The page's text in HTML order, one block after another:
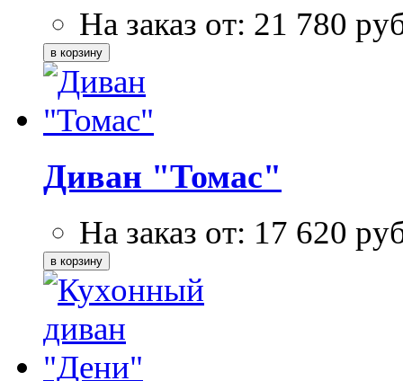
На заказ от: 21 780
Диван "Томас"
На заказ от: 17 620